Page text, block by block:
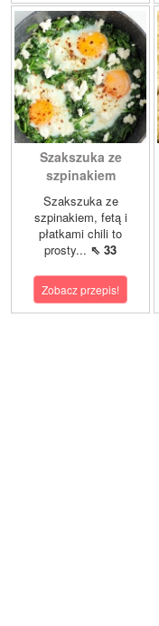
Szakszuka ze
szpinakiem
Szakszuka ze
szpinakiem, fetą i
płatkami chili to
prosty... ⇖ 33
Zobacz przepis!